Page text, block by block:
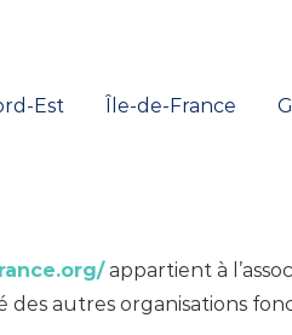
Est Île-de-France
appartient à
des autres organisations